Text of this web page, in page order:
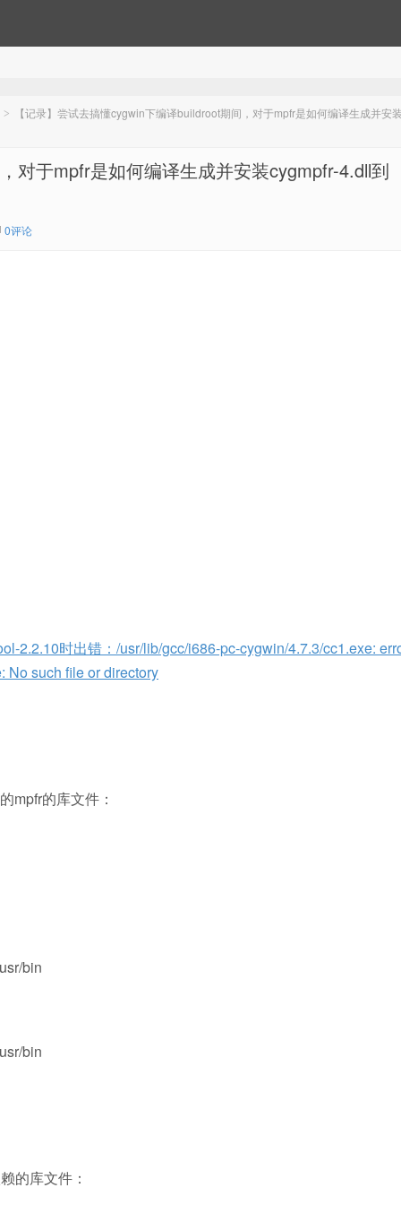
>
【记录】尝试去搞懂cygwin下编译buildroot期间，对于mpfr是如何编译生成并安
对于mpfr是如何编译生成并安装cygmpfr-4.dll到
0评论
2.2.10时出错：/usr/lib/gcc/i686-pc-cygwin/4.7.3/cc1.exe:
No such file or directory
mpfr的库文件：
bin
bin
的库文件：